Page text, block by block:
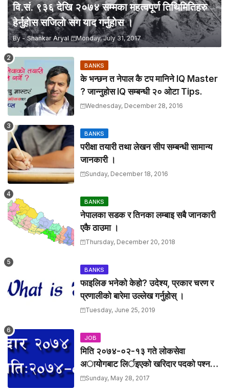
वि.सं. ९३६ देखि २०७४ सम्मका महत्वपूर्ण तिथिमितिहरु
हेर्नुहाेस सजिलाे संग याद गर्नुहाेस ।
By - Shankar Aryal Monday, July 31, 2017
BANKS
के भन्छन त नेपाल कै टप मानिने IQ Master
? जान्नुहाेस IQ सम्बन्धी २० ओटा Tips.
Wednesday, December 28, 2016
BANKS
परीक्षा तयारी तथा लेखन सीप सम्बन्धी सामान्य
जानकारी ।
Sunday, December 18, 2016
BANKS
नेपालका सडक र तिनका लम्बाइ सबै जानकारी
एकै ठाउमा ।
Thursday, December 20, 2018
BANKS
फाइलिङ भनेको केहो? उदेश्य, प्रकार चरण र
प्रणालीको बारेमा उल्लेख गर्नुहोस् ।
Tuesday, June 25, 2019
JOB
मिति २०७४-०२-१३ गते लाेकसेवा
अायोेगबाट लिर्इएकाे खरिदार पदकाे पश्न
तथा उत्तरहरु ।
Sunday, May 28, 2017